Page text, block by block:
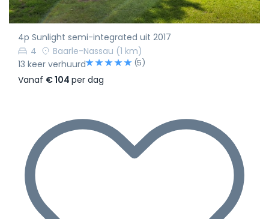
4p Sunlight semi-integrated uit 2017
4
Baarle-Nassau (1 km)
13 keer verhuurd
(5)
Vanaf € 104 per dag